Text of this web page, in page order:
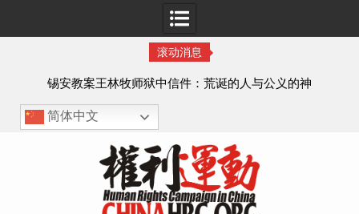
滚动消息
锡安教案王林牧师狱中信件：荒诞的人与公义的神
简体中文